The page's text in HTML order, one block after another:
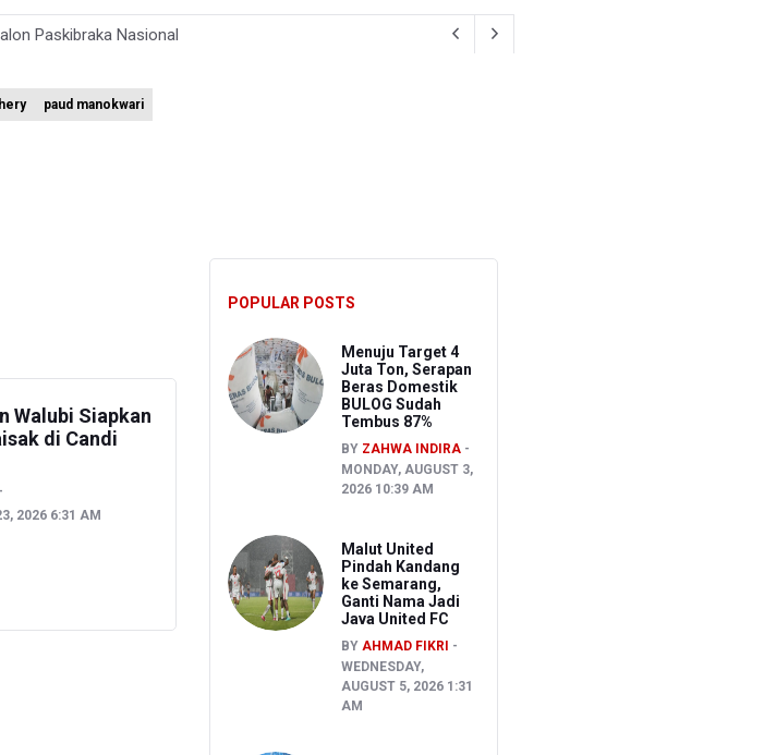
Paskibraka Nasional
Program Sekolah Rakyat Tahun 2027
paud manokwari
Walubi Siapkan
di Candi
2026 6:31 AM
POPULAR POSTS
Menuju Target 4
Juta Ton, Serapan
Beras Domestik
BULOG Sudah
Tembus 87%
BY ZAHWA INDIRA
MONDAY, AUGUST 3,
2026 10:39 AM
Malut United
Pindah Kandang
ke Semarang,
Ganti Nama Jadi
Java United FC
BY AHMAD FIKRI
WEDNESDAY,
AUGUST 5, 2026 1:31
AM